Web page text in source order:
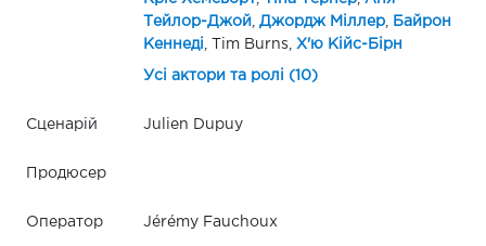
Тейлор-Джой , Джордж Міллер, Байрон
Кеннеді , Tim Burns, Х'ю Кійс-Бірн
Усі актори та ролі (10)
Сценарій Julien Dupuy
Продюсер
Оператор Jérémy Fauchoux